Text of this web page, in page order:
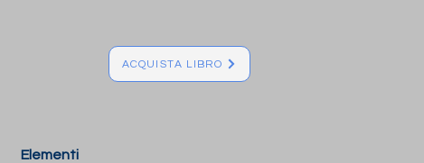
ACQUISTA LIBRO
Elementi